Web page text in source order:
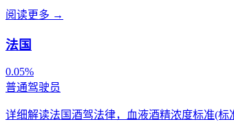
阅读更多 →
法国
0.05%
普通驾驶员
详细解读法国酒驾法律，血液酒精浓度标准(标